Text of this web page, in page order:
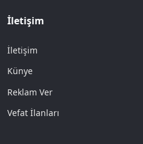
İletişim
İletişim
Künye
Reklam Ver
Vefat İlanları